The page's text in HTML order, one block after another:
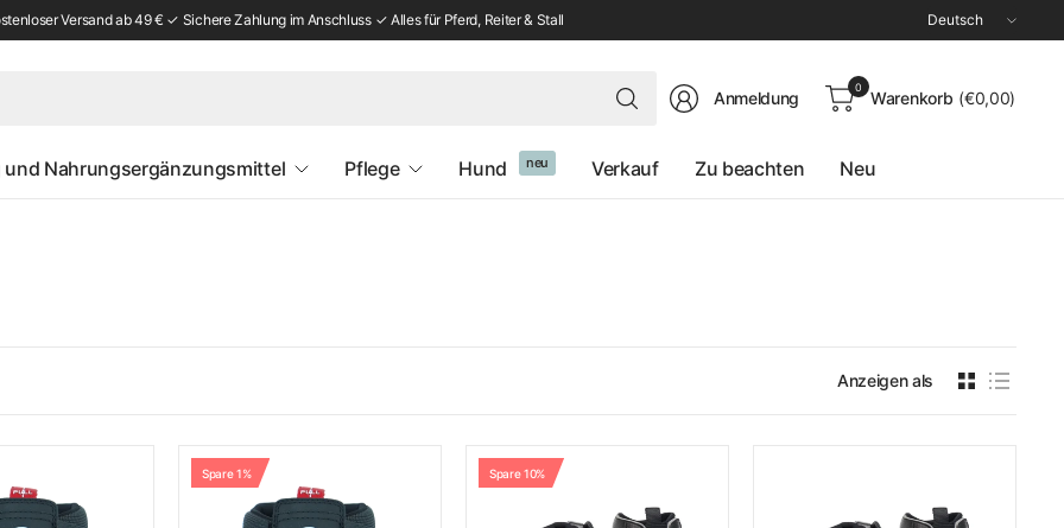
Versand ab 49 € ✓ Sichere Zahlung im Anschluss ✓ Alles für Pferd, Reiter & Stall
Land/Region
aktualisieren
Suchen
Sie
irgendetwas
Anmeldung
0
Warenkorb (€0,00)
und Nahrungsergänzungsmittel Pflege Hund neu Verkauf Zu beachten Neu
Anzeigen als
Spare 1% Spare 10%